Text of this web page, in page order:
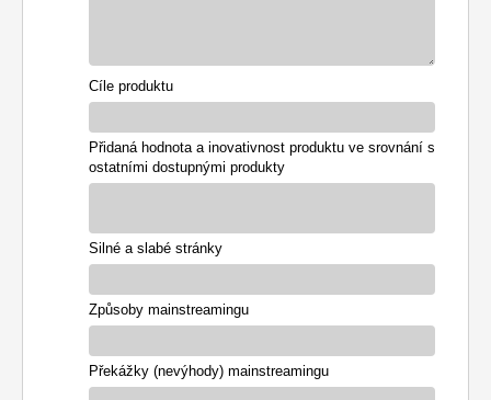
Cíle produktu
Přidaná hodnota a inovativnost produktu ve srovnání s
ostatními dostupnými produkty
Silné a slabé stránky
Způsoby mainstreamingu
Překážky (nevýhody) mainstreamingu